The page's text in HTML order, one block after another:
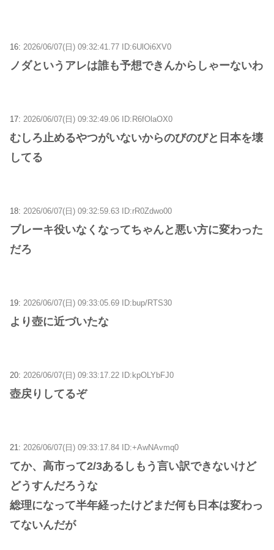
16: 2026/06/07(日) 09:32:41.77 ID:6UlOi6XV0
ノダというアレは誰も予想できんからしゃーないわ
17: 2026/06/07(日) 09:32:49.06 ID:R6fOlaOX0
むしろ止めるやつがいないからのびのびと日本を壊
してる
18: 2026/06/07(日) 09:32:59.63 ID:rR0Zdwo00
ブレーキ役いなくなってちゃんと悪い方に変わった
だろ
19: 2026/06/07(日) 09:33:05.69 ID:bup/RTS30
より壺に近づいたな
20: 2026/06/07(日) 09:33:17.22 ID:kpOLYbFJ0
壺戻りしてるぞ
21: 2026/06/07(日) 09:33:17.84 ID:+AwNAvmq0
てか、高市って2/3あるしもう言い訳できないけど
どうすんだろうな
総理になって半年経ったけどまだ何も日本は変わっ
てないんだが